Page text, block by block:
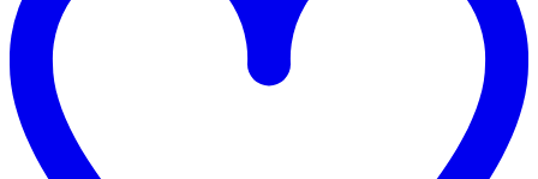
Series
String
Cajon
Seguiriya
Line
Palisander